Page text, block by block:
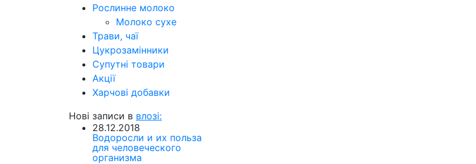
Рослинне молоко
Молоко сухе
Трави, чаї
Цукрозамінники
Супутні товари
Акції
Харчові добавки
Нові записи в влозі:
28.12.2018
Водоросли и их польза
для человеческого
организма